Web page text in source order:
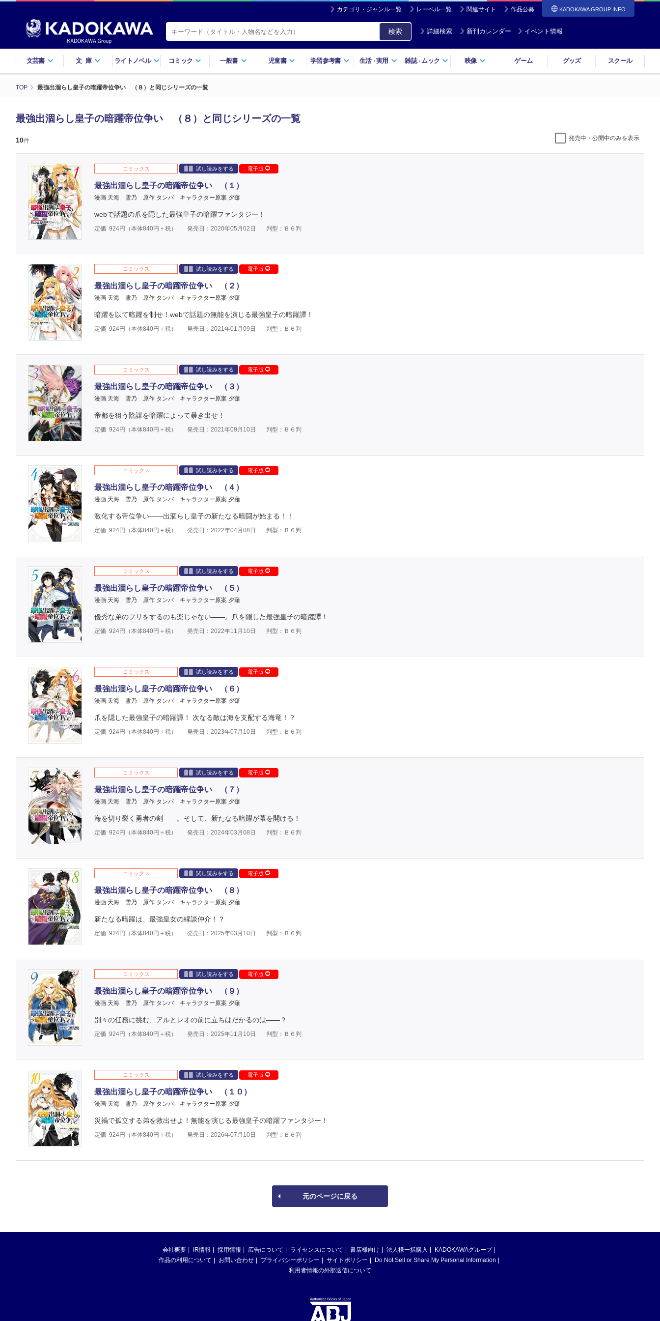
カテゴリ・ジャンル一覧 レーベル一覧 関連サイト 作品公募 KADOKAWA GROUP INFO
検索 詳細検索 新刊カレンダー イベント情報
文芸書 文庫 ライトノベル コミック 一般書 児童書 学習参考書 生活・実用 雑誌・ ムック 映像 ゲーム グッズ スクール
TOP 最強出涸らし皇子の暗躍帝位争い （８）と同じシリーズの一覧
最強出涸らし皇子の暗躍帝位争い （８）と同じシリーズの一覧
10件 発売中・公開中のみを表示
コミックス 試し読みをする 電子版
最強出涸らし皇子の暗躍帝位争い （１）
漫画 天海 雪乃 原作 タンバ キャラクター原案 夕薙
webで話題の爪を隠した最強皇子の暗躍ファンタジー！
定価 924円（本体840円＋税） 発売日：2020年05月02日 判型：Ｂ６判
コミックス 試し読みをする 電子版
最強出涸らし皇子の暗躍帝位争い （２）
漫画 天海 雪乃 原作 タンバ キャラクター原案 夕薙
暗躍を以て暗躍を制せ！webで話題の無能を演じる最強皇子の暗躍譚！
定価 924円（本体840円＋税） 発売日：2021年01月09日 判型：Ｂ６判
コミックス 試し読みをする 電子版
最強出涸らし皇子の暗躍帝位争い （３）
漫画 天海 雪乃 原作 タンバ キャラクター原案 夕薙
帝都を狙う陰謀を暗躍によって暴き出せ！
定価 924円（本体840円＋税） 発売日：2021年09月10日 判型：Ｂ６判
コミックス 試し読みをする 電子版
最強出涸らし皇子の暗躍帝位争い （４）
漫画 天海 雪乃 原作 タンバ キャラクター原案 夕薙
激化する帝位争い――出涸らし皇子の新たなる暗闘が始まる！！
定価 924円（本体840円＋税） 発売日：2022年04月08日 判型：Ｂ６判
コミックス 試し読みをする 電子版
最強出涸らし皇子の暗躍帝位争い （５）
漫画 天海 雪乃 原作 タンバ キャラクター原案 夕薙
優秀な弟のフリをするのも楽じゃない――。爪を隠した最強皇子の暗躍譚！
定価 924円（本体840円＋税） 発売日：2022年11月10日 判型：Ｂ６判
コミックス 試し読みをする 電子版
最強出涸らし皇子の暗躍帝位争い （６）
漫画 天海 雪乃 原作 タンバ キャラクター原案 夕薙
爪を隠した最強皇子の暗躍譚！ 次なる敵は海を支配する海竜！？
定価 924円（本体840円＋税） 発売日：2023年07月10日 判型：Ｂ６判
コミックス 試し読みをする 電子版
最強出涸らし皇子の暗躍帝位争い （７）
漫画 天海 雪乃 原作 タンバ キャラクター原案 夕薙
海を切り裂く勇者の剣――。そして、新たなる暗躍が幕を開ける！
定価 924円（本体840円＋税） 発売日：2024年03月08日 判型：Ｂ６判
コミックス 試し読みをする 電子版
最強出涸らし皇子の暗躍帝位争い （８）
漫画 天海 雪乃 原作 タンバ キャラクター原案 夕薙
新たなる暗躍は、最強皇女の縁談仲介！？
定価 924円（本体840円＋税） 発売日：2025年03月10日 判型：Ｂ６判
コミックス 試し読みをする 電子版
最強出涸らし皇子の暗躍帝位争い （９）
漫画 天海 雪乃 原作 タンバ キャラクター原案 夕薙
別々の任務に挑む、アルとレオの前に立ちはだかるのは――？
定価 924円（本体840円＋税） 発売日：2025年11月10日 判型：Ｂ６判
コミックス 試し読みをする 電子版
最強出涸らし皇子の暗躍帝位争い （１０）
漫画 天海 雪乃 原作 タンバ キャラクター原案 夕薙
災禍で孤立する弟を救出せよ！無能を演じる最強皇子の暗躍ファンタジー！
定価 924円（本体840円＋税） 発売日：2026年07月10日 判型：Ｂ６判
元のページに戻る
会社概要 IR情報 採用情報 広告について ライセンスについて 書店様向け 法人様一括購入
KADOKAWAグループ
作品の利用について
お問い合わせ プライバシーポリシー サイトポリシー
Do Not Sell or Share My Personal Information
利用者情報の外部送信について